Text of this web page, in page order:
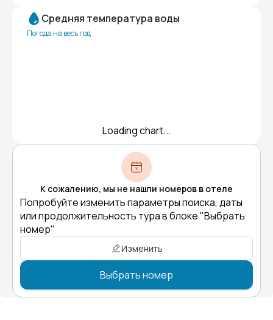
Средняя температура воды
Погода на весь год
Loading chart...
К сожалению, мы не нашли номеров в отеле
Попробуйте изменить параметры поиска, даты
или продолжительность тура в блоке "Выбрать
номер"
Изменить
Выбрать номер